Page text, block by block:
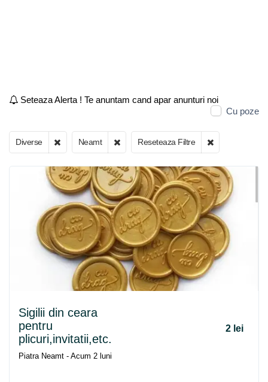
Seteaza Alerta ! Te anuntam cand apar anunturi noi
Cu poze
Diverse Neamt Reseteaza Filtre
Sigilii din ceara
pentru
plicuri,invitatii,etc.
2 lei
Piatra Neamt - Acum 2 luni